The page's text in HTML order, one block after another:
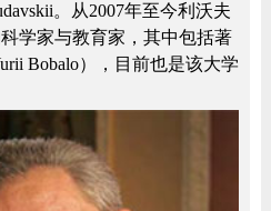
。从2007年至今利沃夫
学家与教育家，其中包括著
Bobalo），目前也是该大学